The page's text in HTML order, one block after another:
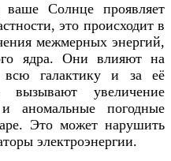
Солнце проявляет
это происходит в
межмерных энергий,
ядра. Они влияют на
всю галактику и за её
увеличение
аномальные погодные
Это может нарушить
электроэнергии.